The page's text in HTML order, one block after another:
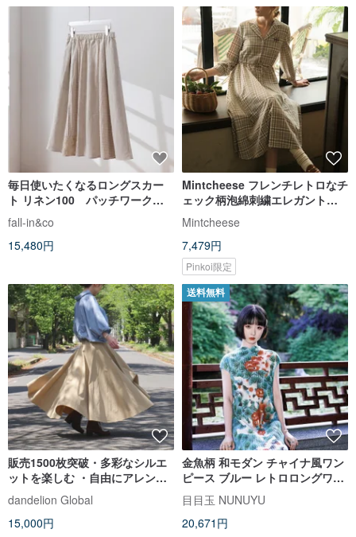
毎日使いたくなるロングスカー
ト リネン100 パッチワークデ
ザインスカート 260714-1
fall-in&co
15,480円
Mintcheese フレンチレトロなチ
ェック柄泡綿刺繍エレガントス
ーツ襟ロングスカート
Mintcheese
7,479円
Pinkoi限定
販売1500枚突破・多彩なシルエ
ットを楽しむ ・自由にアレンジ
スカート・Fine・ d-sk2001・ベ
ージュ・d-sk2004
dandelion Global
15,000円
送料無料
金魚柄 和モダン チャイナ風ワン
ピース ブルー レトロロングワン
ピース 夏コーデ 写真映え
目目玉 NUNUYU
20,671円